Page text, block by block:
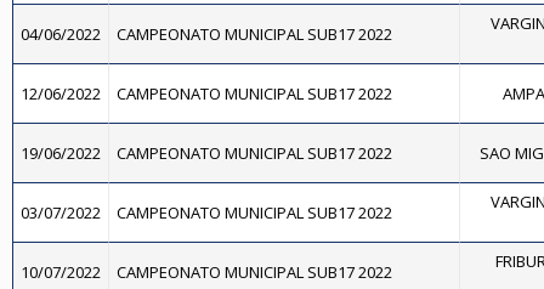
04/06/2022 CAMPEONATO MUNICIPAL SUB17 2022
12/06/2022 CAMPEONATO MUNICIPAL SUB17 2022
19/06/2022 CAMPEONATO MUNICIPAL SUB17 2022 SAO
03/07/2022 CAMPEONATO MUNICIPAL SUB17 2022
10/07/2022 CAMPEONATO MUNICIPAL SUB17 2022